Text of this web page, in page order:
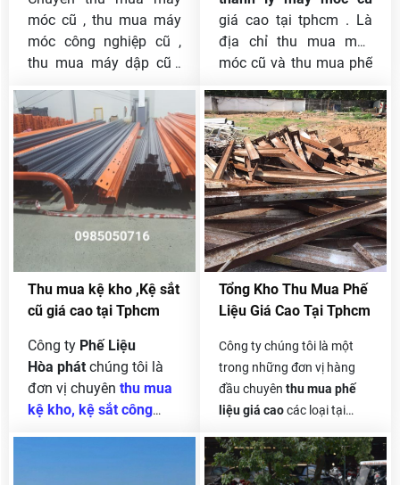
móc cũ , thu mua máy
móc công nghiệp cũ ,
thu mua máy dập cũ ,
cũ , thu mua máy chắn
sắt cũ , thu mua máy
tiện cũ , thu mua máy
dập hơi , máy dập cơ ,
thu mua máy khoan
công nghiệp , thu mua
máy hàn , thu mua máy
phát điện cũ , nhận
thanh lý máy móc cũ
công nghiệp , thanh lý
dây chuyền sản xuất ,
thu mua nhà kho ,thu
mua xác nhà , thu mua
nhà xưởng .
giá cao tại tphcm . Là
địa chỉ thu mua máy
móc cũ và thu mua phế
phát là công ty uy tín và
được khách hàng tin
tưởng từ khi thành lập
đến nay. Những loại
máy móc tại công ty,
nhà ở hay trong các
xưởng không sử dụng
được do oxi hoá, không
khí ăn mòn,... Trường
hợp này bạn nên chọn
các cơ sở thanh lý máy
móc cũ để bán các máy
móc này.
Thu mua kệ kho ,Kệ sắt
cũ giá cao tại Tphcm
Công ty Phế Liệu
Hòa phát chúng tôi là
đơn vị chuyên thu mua
kệ kho, kệ sắt công
Tổng Kho Thu Mua Phế
Liệu Giá Cao Tại Tphcm
Công ty chúng tôi là một
trong những đơn vị hàng
đầu chuyên thu mua phế
liệu giá caocác loại tại
. chúng tôi nhận thầuthu
mua phế liệucủa các công